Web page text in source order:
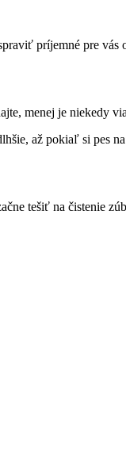
príjemné pre vás
menej je niekedy
až pokiaľ si pes
tešiť na čistenie